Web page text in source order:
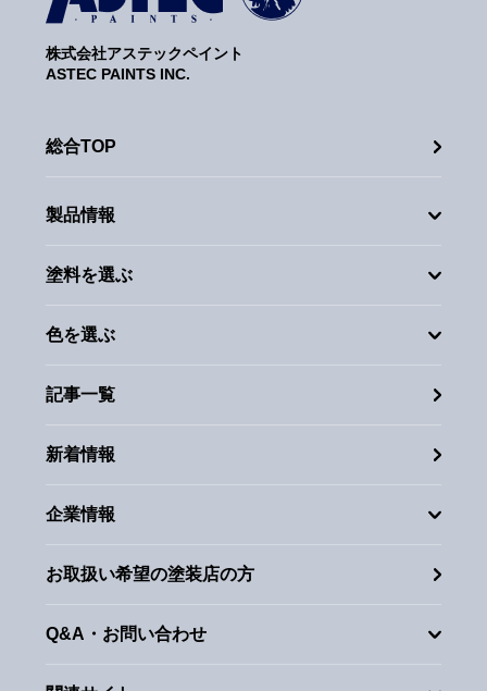
株式会社アステックペイント
ASTEC PAINTS INC.
総合TOP
製品情報
塗料を選ぶ
色を選ぶ
記事一覧
新着情報
企業情報
お取扱い希望の塗装店の方
Q&A・お問い合わせ